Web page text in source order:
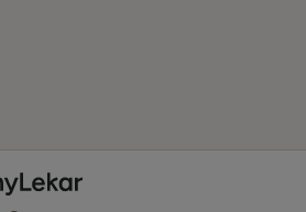
stránka